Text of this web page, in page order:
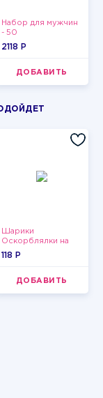
Набор для мужчин
- 50
2118 P
ДОБАВИТЬ
Шарики
Оскорблялки на
день рождения для
118 P
ДОБАВИТЬ